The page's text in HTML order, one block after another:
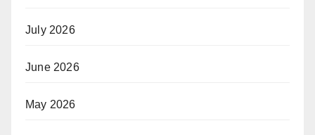
July 2026
June 2026
May 2026